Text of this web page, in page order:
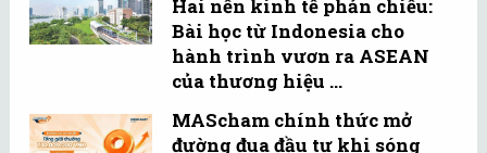
Hai nền kinh tế phản chiếu:
Bài học từ Indonesia cho
hành trình vươn ra ASEAN
của thương hiệu ...
MAScham chính thức mở
đường đua đầu tư khi sóng